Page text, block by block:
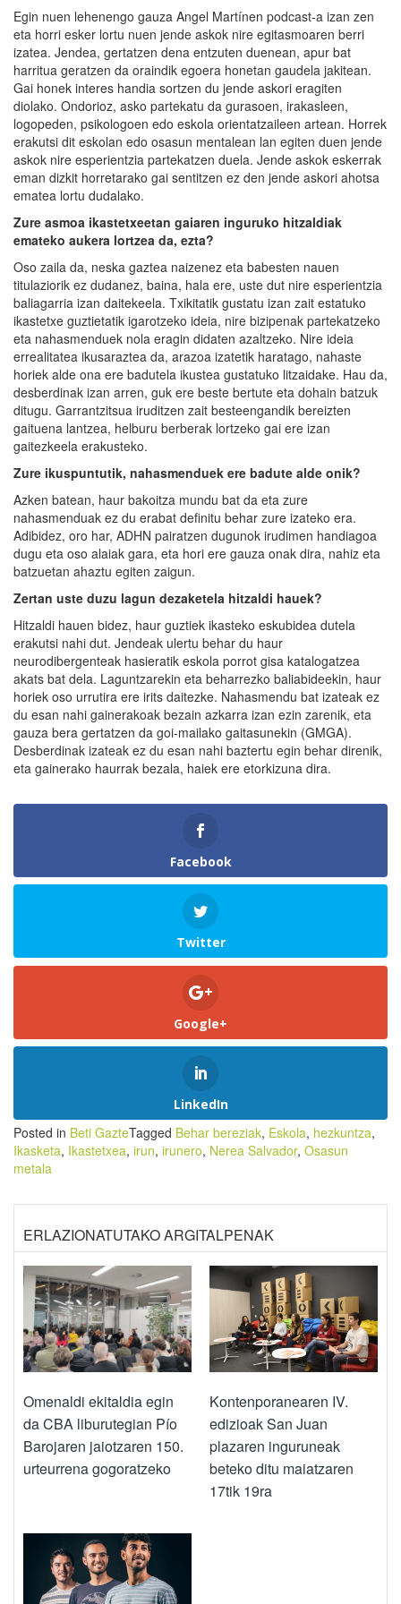
Egin nuen lehenengo gauza Angel Martínen podcast-a izan zen
eta horri esker lortu nuen jende askok nire egitasmoaren berri
izatea. Jendea, gertatzen dena entzuten duenean, apur bat
harritua geratzen da oraindik egoera honetan gaudela jakitean.
Gai honek interes handia sortzen du jende askori eragiten
diolako. Ondorioz, asko partekatu da gurasoen, irakasleen,
logopeden, psikologoen edo eskola orientatzaileen artean. Horrek
erakutsi dit eskolan edo osasun mentalean lan egiten duen jende
askok nire esperientzia partekatzen duela. Jende askok eskerrak
eman dizkit horretarako gai sentitzen ez den jende askori ahotsa
ematea lortu dudalako.
Zure asmoa ikastetxeetan gaiaren inguruko hitzaldiak
emateko aukera lortzea da, ezta?
Oso zaila da, neska gaztea naizenez eta babesten nauen
titulaziorik ez dudanez, baina, hala ere, uste dut nire esperientzia
baliagarria izan daitekeela. Txikitatik gustatu izan zait estatuko
ikastetxe guztietatik igarotzeko ideia, nire bizipenak partekatzeko
eta nahasmenduek nola eragin didaten azaltzeko. Nire ideia
errealitatea ikusaraztea da, arazoa izatetik haratago, nahaste
horiek alde ona ere badutela ikustea gustatuko litzaidake. Hau da,
desberdinak izan arren, guk ere beste bertute eta dohain batzuk
ditugu. Garrantzitsua iruditzen zait besteengandik bereizten
gaituena lantzea, helburu berberak lortzeko gai ere izan
gaitezkeela erakusteko.
Zure ikuspuntutik, nahasmenduek ere badute alde onik?
Azken batean, haur bakoitza mundu bat da eta zure
nahasmenduak ez du erabat definitu behar zure izateko era.
Adibidez, oro har, ADHN pairatzen dugunok irudimen handiagoa
dugu eta oso alaiak gara, eta hori ere gauza onak dira, nahiz eta
batzuetan ahaztu egiten zaigun.
Zertan uste duzu lagun dezaketela hitzaldi hauek?
Hitzaldi hauen bidez, haur guztiek ikasteko eskubidea dutela
erakutsi nahi dut. Jendeak ulertu behar du haur
neurodibergenteak hasieratik eskola porrot gisa katalogatzea
akats bat dela. Laguntzarekin eta beharrezko baliabideekin, haur
horiek oso urrutira ere irits daitezke. Nahasmendu bat izateak ez
du esan nahi gainerakoak bezain azkarra izan ezin zarenik, eta
gauza bera gertatzen da goi-mailako gaitasunekin (GMGA).
Desberdinak izateak ez du esan nahi baztertu egin behar direnik,
eta gainerako haurrak bezala, haiek ere etorkizuna dira.
Facebook
Twitter
Google+
LinkedIn
Posted in Beti GazteTagged Behar bereziak, Eskola, hezkuntza,
Ikasketa, Ikastetxea, irun, irunero, Nerea Salvador, Osasun
metala
ERLAZIONATUTAKO ARGITALPENAK
Omenaldi ekitaldia egin
da CBA liburutegian Pío
Barojaren jaiotzaren 150.
urteurrena gogoratzeko
Kontenporanearen IV.
edizioak San Juan
plazaren inguruneak
beteko ditu maiatzaren
17tik 19ra